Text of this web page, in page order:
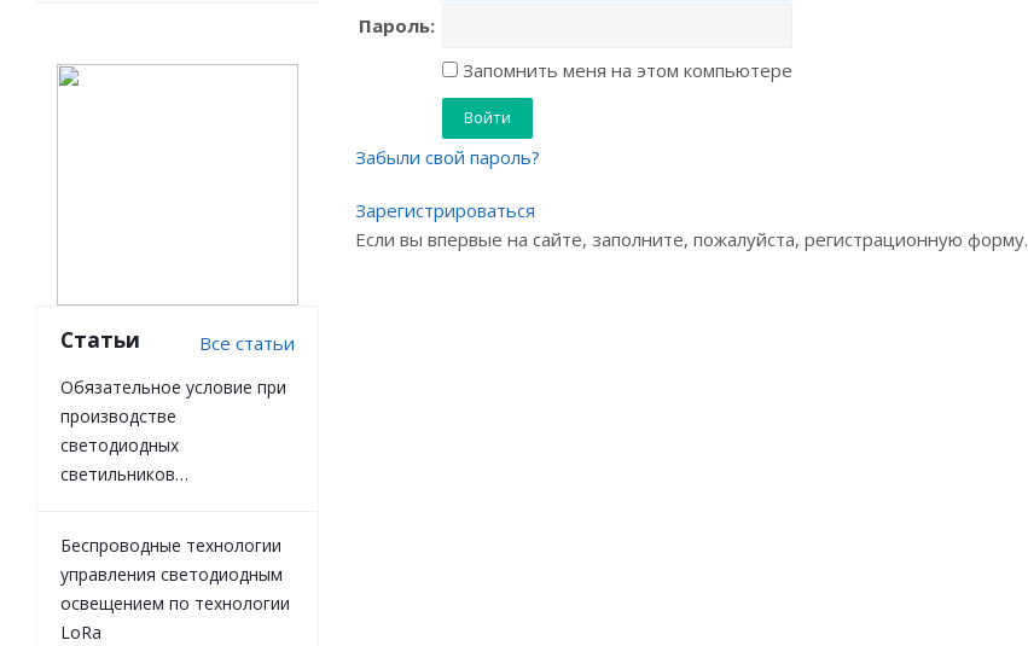
Пароль:
Запомнить меня на этом компьютере
Забыли свой пароль?
Зарегистрироваться
Если вы впервые на сайте, заполните, пожалуйста, регистрационную форму.
Статьи Все статьи
Обязательное условие при
производстве
светодиодных
светильников…
Беспроводные технологии
управления светодиодным
освещением по технологии
LoRa